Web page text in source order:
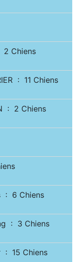
2 Chiens
: 11 Chiens
: 2 Chiens
: 6 Chiens
: 3 Chiens
: 15 Chiens